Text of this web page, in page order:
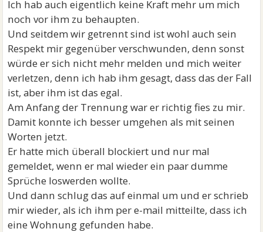
Ich hab auch eigentlich keine Kraft mehr um mich
noch vor ihm zu behaupten.
Und seitdem wir getrennt sind ist wohl auch sein
Respekt mir gegenüber verschwunden, denn sonst
würde er sich nicht mehr melden und mich weiter
verletzen, denn ich hab ihm gesagt, dass das der Fall
ist, aber ihm ist das egal.
Am Anfang der Trennung war er richtig fies zu mir.
Damit konnte ich besser umgehen als mit seinen
Worten jetzt.
Er hatte mich überall blockiert und nur mal
gemeldet, wenn er mal wieder ein paar dumme
Sprüche loswerden wollte.
Und dann schlug das auf einmal um und er schrieb
mir wieder, als ich ihm per e-mail mitteilte, dass ich
eine Wohnung gefunden habe.